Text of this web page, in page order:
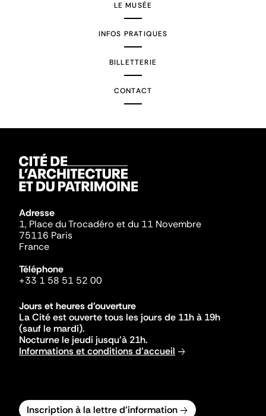
LE MUSÉE
INFOS PRATIQUES
BILLETTERIE
CONTACT
Adresse
1, Place du Trocadéro et du 11 Novembre
75116 Paris
France
Téléphone
+33 1 58 51 52 00
Jours et heures d'ouverture
La Cité est ouverte tous les jours de 11h à 19h
(sauf le mardi).
Nocturne le jeudi jusqu'à 21h.
Informations et conditions d'accueil
Inscription à la lettre d'information